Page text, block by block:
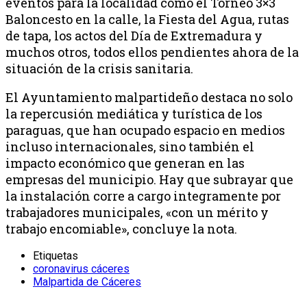
Baloncesto en la calle, la Fiesta del Agua, rutas
de tapa, los actos del Día de Extremadura y
muchos otros, todos ellos pendientes ahora de la
situación de la crisis sanitaria.
El Ayuntamiento malpartideño destaca no solo
la repercusión mediática y turística de los
paraguas, que han ocupado espacio en medios
incluso internacionales, sino también el
impacto económico que generan en las
empresas del municipio. Hay que subrayar que
la instalación corre a cargo integramente por
trabajadores municipales, «con un mérito y
trabajo encomiable», concluye la nota.
Etiquetas
coronavirus cáceres
Malpartida de Cáceres